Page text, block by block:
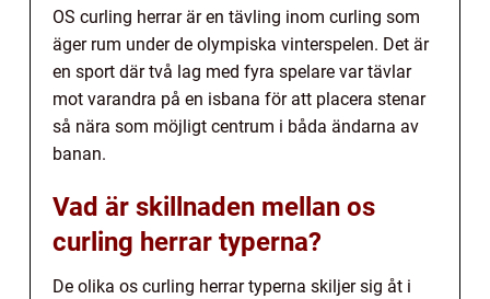
OS curling herrar är en tävling inom curling som
äger rum under de olympiska vinterspelen. Det är
en sport där två lag med fyra spelare var tävlar
mot varandra på en isbana för att placera stenar
så nära som möjligt centrum i båda ändarna av
banan.
Vad är skillnaden mellan os
curling herrar typerna?
De olika os curling herrar typerna skiljer sig åt i